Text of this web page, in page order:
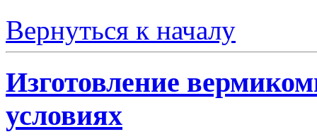
Вернуться к началу
Изготовление
условиях